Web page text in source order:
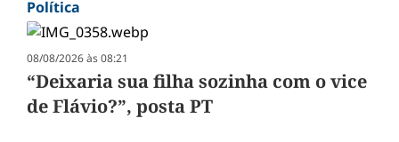
Política
08/08/2026 às 08:21
“Deixaria sua filha sozinha com o vice
de Flávio?”, posta PT